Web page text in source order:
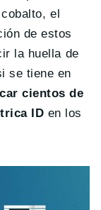
el
de estos
la huella de
se tiene en
cientos de
ID en los